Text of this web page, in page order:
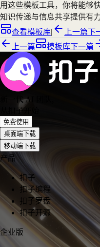
用这些模板工具，你将能够
知识传递与信息共享提供有力
查看模板库
上一篇下
上一篇
模板库下一篇
新一代 AI 团队
从扣子开始
免费使用
桌面端下载
移动端下载
产品
扣子
扣子编程
扣子罗盘
扣子开源
企业版